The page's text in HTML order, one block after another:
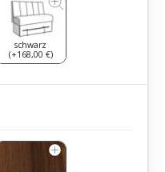
schwarz
(+168,00 €)